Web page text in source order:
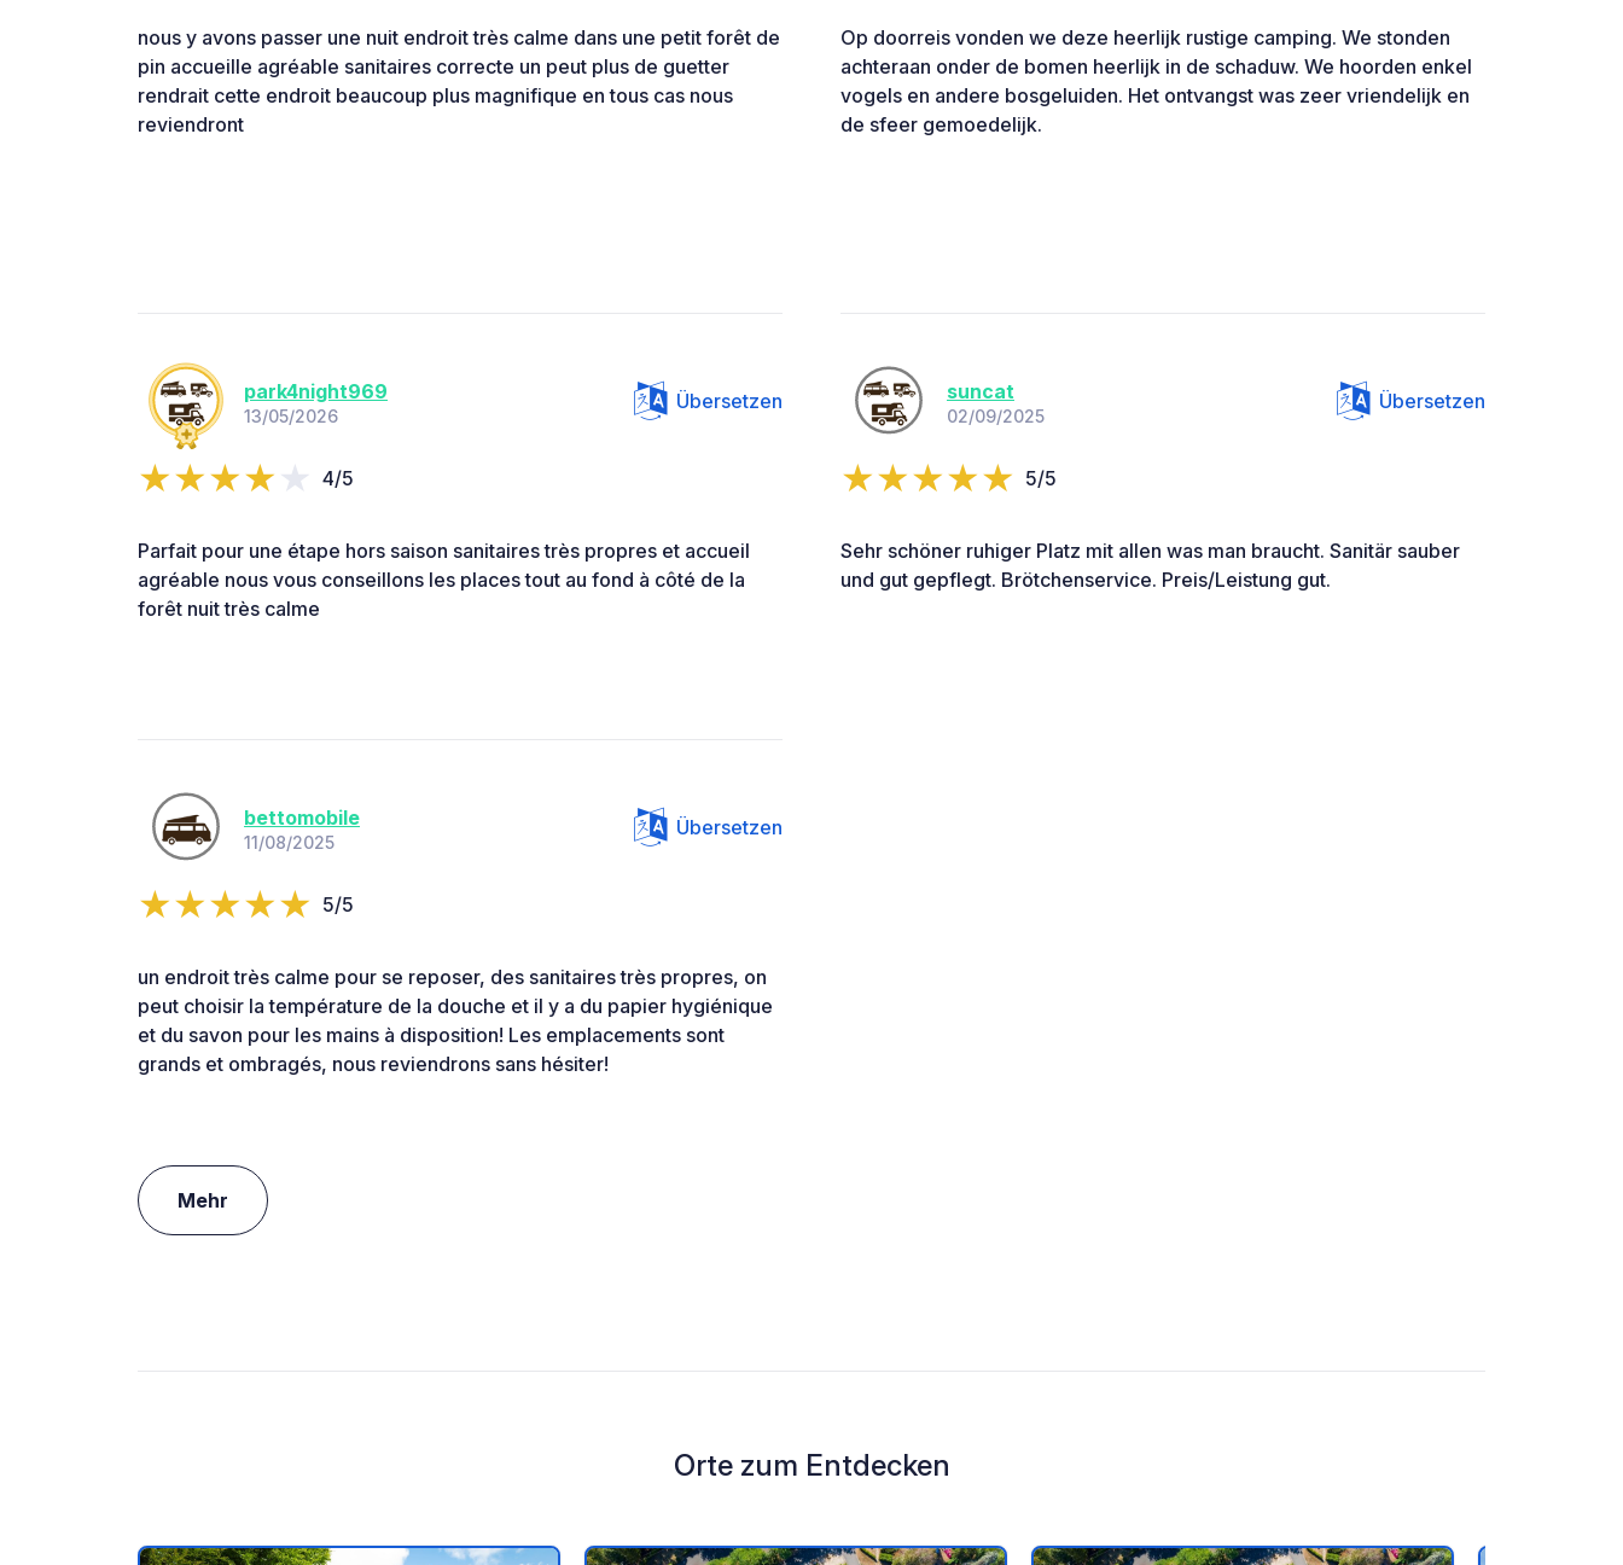
nous y avons passer une nuit endroit très calme dans une petit forêt de
pin accueille agréable sanitaires correcte un peut plus de guetter
rendrait cette endroit beaucoup plus magnifique en tous cas nous
reviendront
Op doorreis vonden we deze heerlijk rustige camping. We stonden
achteraan onder de bomen heerlijk in de schaduw. We hoorden enkel
vogels en andere bosgeluiden. Het ontvangst was zeer vriendelijk en
de sfeer gemoedelijk.
park4night969
13/05/2026
Übersetzen
4/5
Parfait pour une étape hors saison sanitaires très propres et accueil
agréable nous vous conseillons les places tout au fond à côté de la
forêt nuit très calme
suncat
02/09/2025
Übersetzen
5/5
Sehr schöner ruhiger Platz mit allen was man braucht. Sanitär sauber
und gut gepflegt. Brötchenservice. Preis/Leistung gut.
bettomobile
11/08/2025
Übersetzen
5/5
un endroit très calme pour se reposer, des sanitaires très propres, on
peut choisir la température de la douche et il y a du papier hygiénique
et du savon pour les mains à disposition! Les emplacements sont
grands et ombragés, nous reviendrons sans hésiter!
Mehr
Orte zum Entdecken